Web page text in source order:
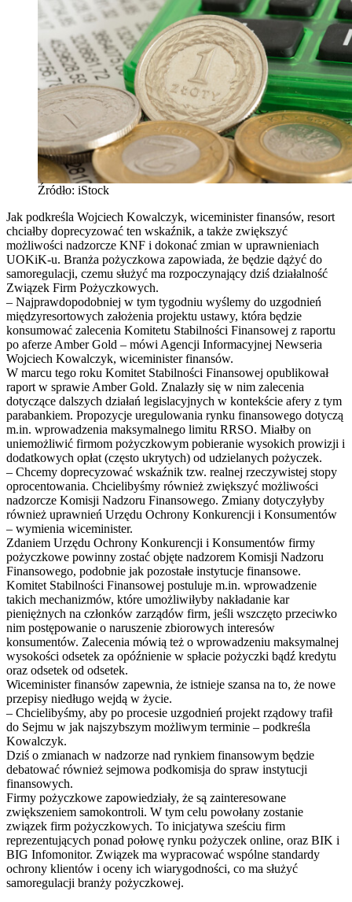
Źródło: iStock
Jak podkreśla Wojciech Kowalczyk, wiceminister finansów, resort
chciałby doprecyzować ten wskaźnik, a także zwiększyć
możliwości nadzorcze KNF i dokonać zmian w uprawnieniach
UOKiK-u. Branża pożyczkowa zapowiada, że będzie dążyć do
samoregulacji, czemu służyć ma rozpoczynający dziś działalność
Związek Firm Pożyczkowych.
– Najprawdopodobniej w tym tygodniu wyślemy do uzgodnień
międzyresortowych założenia projektu ustawy, która będzie
konsumować zalecenia Komitetu Stabilności Finansowej z raportu
po aferze Amber Gold – mówi Agencji Informacyjnej Newseria
Wojciech Kowalczyk, wiceminister finansów.
W marcu tego roku Komitet Stabilności Finansowej opublikował
raport w sprawie Amber Gold. Znalazły się w nim zalecenia
dotyczące dalszych działań legislacyjnych w kontekście afery z tym
parabankiem. Propozycje uregulowania rynku finansowego dotyczą
m.in. wprowadzenia maksymalnego limitu RRSO. Miałby on
uniemożliwić firmom pożyczkowym pobieranie wysokich prowizji i
dodatkowych opłat (często ukrytych) od udzielanych pożyczek.
– Chcemy doprecyzować wskaźnik tzw. realnej rzeczywistej stopy
oprocentowania. Chcielibyśmy również zwiększyć możliwości
nadzorcze Komisji Nadzoru Finansowego. Zmiany dotyczyłyby
również uprawnień Urzędu Ochrony Konkurencji i Konsumentów
– wymienia wiceminister.
Zdaniem Urzędu Ochrony Konkurencji i Konsumentów firmy
pożyczkowe powinny zostać objęte nadzorem Komisji Nadzoru
Finansowego, podobnie jak pozostałe instytucje finansowe.
Komitet Stabilności Finansowej postuluje m.in. wprowadzenie
takich mechanizmów, które umożliwiłyby nakładanie kar
pieniężnych na członków zarządów firm, jeśli wszczęto przeciwko
nim postępowanie o naruszenie zbiorowych interesów
konsumentów. Zalecenia mówią też o wprowadzeniu maksymalnej
wysokości odsetek za opóźnienie w spłacie pożyczki bądź kredytu
oraz odsetek od odsetek.
Wiceminister finansów zapewnia, że istnieje szansa na to, że nowe
przepisy niedługo wejdą w życie.
– Chcielibyśmy, aby po procesie uzgodnień projekt rządowy trafił
do Sejmu w jak najszybszym możliwym terminie – podkreśla
Kowalczyk.
Dziś o zmianach w nadzorze nad rynkiem finansowym będzie
debatować również sejmowa podkomisja do spraw instytucji
finansowych.
Firmy pożyczkowe zapowiedziały, że są zainteresowane
zwiększeniem samokontroli. W tym celu powołany zostanie
związek firm pożyczkowych. To inicjatywa sześciu firm
reprezentujących ponad połowę rynku pożyczek online, oraz BIK i
BIG Infomonitor. Związek ma wypracować wspólne standardy
ochrony klientów i oceny ich wiarygodności, co ma służyć
samoregulacji branży pożyczkowej.